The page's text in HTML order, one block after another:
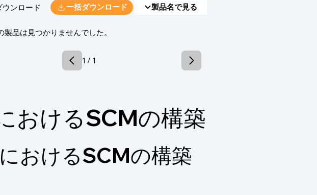
ンロード 一括ダウンロード 製品名で見る
製品は見つかりませんでした。
1 / 1
おけるSCMの構築
おけるSCMの構築